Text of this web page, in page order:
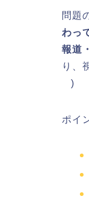
問題
わっ
報道
り、
)
ポイ